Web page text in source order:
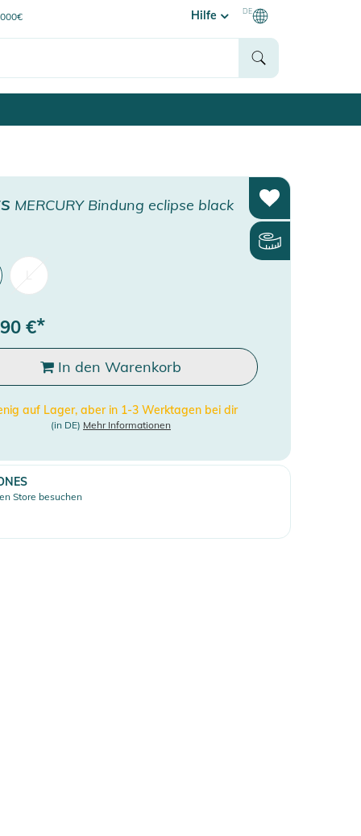
Hilfe DE
MERCURY Bindung eclipse black
€*
In den Warenkorb
auf Lager, aber in 1-3 Werktagen bei dir
(in DE) Mehr Informationen
Store besuchen